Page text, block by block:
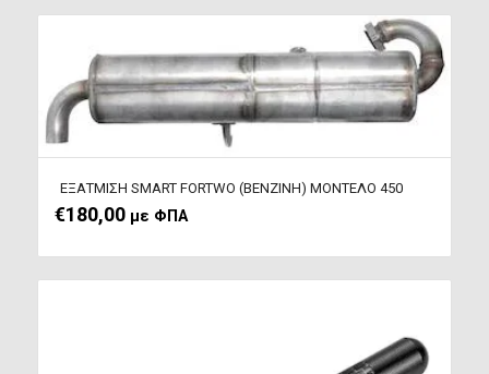
ΕΞΑΤΜΙΣΗ SMART FORTWO (ΒΕΝΖΙΝΗ) ΜΟΝΤΕΛΟ 450
€180,00 με ΦΠΑ